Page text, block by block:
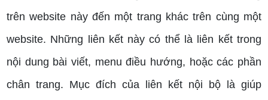
trên website này đến một trang khác trên cùng một
website. Những liên kết này có thể là liên kết trong
nội dung bài viết, menu điều hướng, hoặc các phần
chân trang. Mục đích của liên kết nội bộ là giúp